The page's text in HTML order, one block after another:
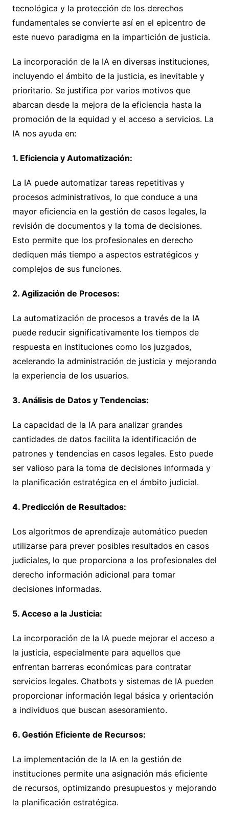
tecnológica y la protección de los derechos
fundamentales se convierte así en el epicentro de
este nuevo paradigma en la impartición de justicia.
La incorporación de la IA en diversas instituciones,
incluyendo el ámbito de la justicia, es inevitable y
prioritario. Se justifica por varios motivos que
abarcan desde la mejora de la eficiencia hasta la
promoción de la equidad y el acceso a servicios. La
IA nos ayuda en:
1. Eficiencia y Automatización:
La IA puede automatizar tareas repetitivas y
procesos administrativos, lo que conduce a una
mayor eficiencia en la gestión de casos legales, la
revisión de documentos y la toma de decisiones.
Esto permite que los profesionales en derecho
dediquen más tiempo a aspectos estratégicos y
complejos de sus funciones.
2. Agilización de Procesos:
La automatización de procesos a través de la IA
puede reducir significativamente los tiempos de
respuesta en instituciones como los juzgados,
acelerando la administración de justicia y mejorando
la experiencia de los usuarios.
3. Análisis de Datos y Tendencias:
La capacidad de la IA para analizar grandes
cantidades de datos facilita la identificación de
patrones y tendencias en casos legales. Esto puede
ser valioso para la toma de decisiones informada y
la planificación estratégica en el ámbito judicial.
4. Predicción de Resultados:
Los algoritmos de aprendizaje automático pueden
utilizarse para prever posibles resultados en casos
judiciales, lo que proporciona a los profesionales del
derecho información adicional para tomar
decisiones informadas.
5. Acceso a la Justicia:
La incorporación de la IA puede mejorar el acceso a
la justicia, especialmente para aquellos que
enfrentan barreras económicas para contratar
servicios legales. Chatbots y sistemas de IA pueden
proporcionar información legal básica y orientación
a individuos que buscan asesoramiento.
6. Gestión Eficiente de Recursos:
La implementación de la IA en la gestión de
instituciones permite una asignación más eficiente
de recursos, optimizando presupuestos y mejorando
la planificación estratégica.